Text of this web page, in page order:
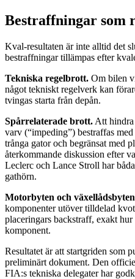
Bestraffningar som
Kval-resultaten är inte alltid det
bestraffningar tillämpas efter
Tekniska regelbrott. Om bilen
något tekniskt regelverk kan
tvingas starta från depån.
Spårrelaterade brott. Att hindra
varv (“impeding”) bestraffas
trånga gator och begränsat med
återkommande diskussion efter
Leclerc och Lance Stroll har
gathörn.
Motorbyten och
komponenter utöver tilldelad
placeringars backstraff, exakt
komponent.
Resultatet är att startgriden som
preliminärt dokument. Den
FIA:s tekniska delegater har